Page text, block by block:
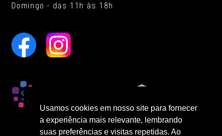
Domingo - das 11h às 18h
Usamos cookies em nosso site para fornecer
a experiência mais relevante, lembrando
suas preferências e visitas repetidas. Ao